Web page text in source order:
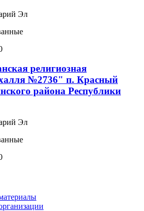
Эл
религиозная
№2736" п. Красный
района Республики
Эл